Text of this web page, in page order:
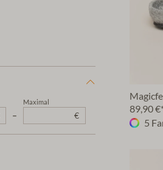
–
Maximal
€
89,90
5